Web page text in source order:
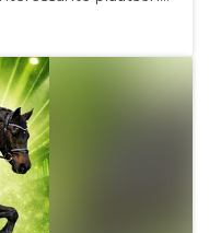
Ben jij nieuwsgierig